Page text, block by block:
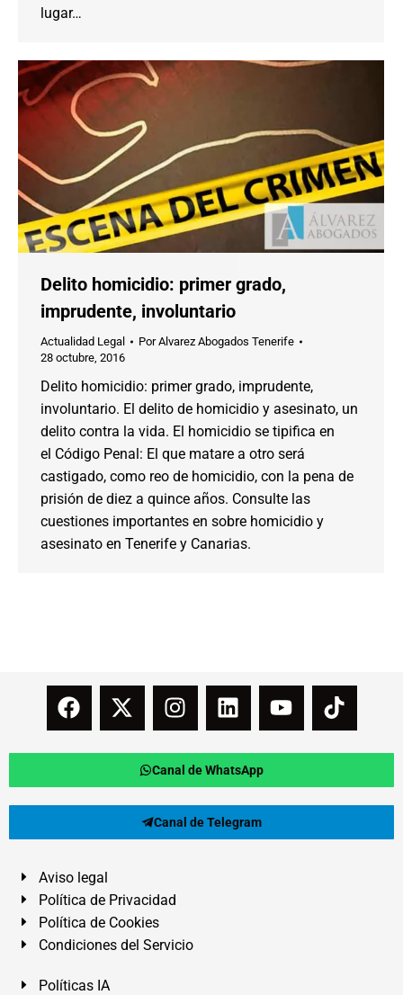
lugar…
Delito homicidio: primer grado,
imprudente, involuntario
Actualidad Legal PorAlvarez Abogados Tenerife
28 octubre, 2016
Delito homicidio: primer grado, imprudente,
involuntario. El delito de homicidio y asesinato, un
delito contra la vida. El homicidio se tipifica en
el Código Penal: El que matare a otro será
castigado, como reo de homicidio, con la pena de
prisión de diez a quince años. Consulte las
cuestiones importantes en sobre homicidio y
asesinato en Tenerife y Canarias.
Canal de WhatsApp
Canal de Telegram
Aviso legal
Política de Privacidad
Política de Cookies
Condiciones del Servicio
Políticas IA